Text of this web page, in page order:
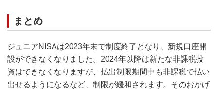
まとめ
ジュニアNISAは2023年末で制度終了となり、新規口座開
設ができなくなりました。2024年以降は新たな非課税投
資はできなくなりますが、払出制限期間中も非課税で払い
出せるようになるなど、制限が緩和されます。そのおかげ